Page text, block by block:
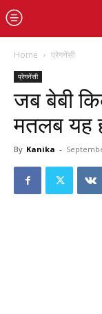
Home प्रेगनेंसी
प्रेगनेंसी
जब बेबी
मतलब यह
By Kanika -